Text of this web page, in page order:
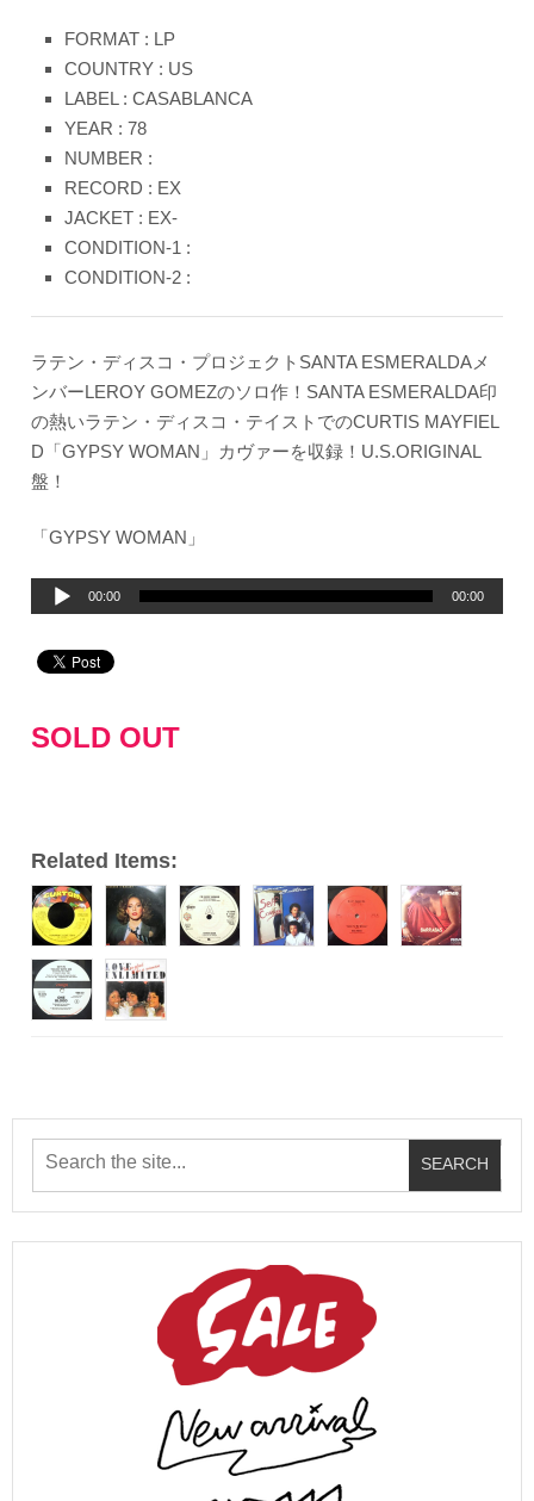
FORMAT : LP
COUNTRY : US
LABEL : CASABLANCA
YEAR : 78
NUMBER :
RECORD : EX
JACKET : EX-
CONDITION-1 :
CONDITION-2 :
ラテン・ディスコ・プロジェクトSANTA ESMERALDAメ
ンバーLEROY GOMEZのソロ作！SANTA ESMERALDA印
の熱いラテン・ディスコ・テイストでのCURTIS MAYFIEL
D「GYPSY WOMAN」カヴァーを収録！U.S.ORIGINAL
盤！
「GYPSY WOMAN」
プ
ヤ
00:00 00:00
SOLD OUT
Related Items: